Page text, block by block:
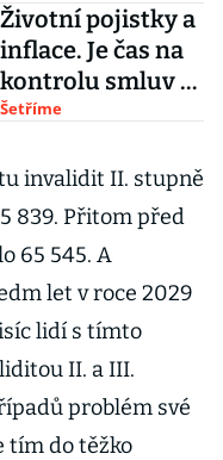
Životní pojistky a
inflace. Je čas na
kontrolu smluv a
pojistných částek
Šetříme
invalidit II. stupně
839. Přitom před
65 545. A
let v roce 2029
lidí s tímto
II. a III.
problém své
tím do těžko